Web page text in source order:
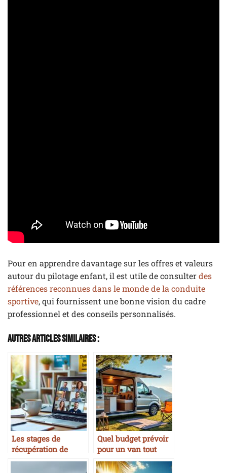
Pour en apprendre davantage sur les offres et valeurs
autour du pilotage enfant, il est utile de consulterdes
références reconnues dans le monde de la conduite
sportive, qui fournissent une bonne vision du cadre
professionnel et des conseils personnalisés.
Autres Articles Similaires :
Les stages de
récupération de
points en ligne
Quel budget prévoir
pour un van tout
équipé